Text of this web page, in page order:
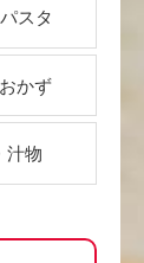
パスタ
かず
汁物